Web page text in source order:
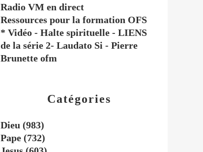
Catégories
Dieu (983)
Pape (732)
Radio VM en direct
Ressources pour la formation OFS
* Vidéo - Halte spirituelle - LIENS
de la série 2- Laudato Si - Pierre
Brunette ofm